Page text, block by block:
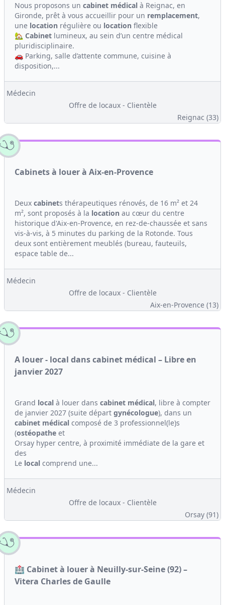
Nous proposons un cabinet médical à Reignac, en
Gironde, prêt à vous accueillir pour un remplacement,
une location régulière ou location flexible
🏡 Cabinet lumineux, au sein d’un centre médical
pluridisciplinaire.
🚗 Parking, salle d’attente commune, cuisine à
disposition,...
Médecin
Offre de locaux - Clientèle
Reignac (33)
Cabinets à louer à Aix-en-Provence
Deux cabinets thérapeutiques rénovés, de 16 m² et 24
m², sont proposés à la location au cœur du centre
historique d'Aix-en-Provence, en rez-de-chaussée et sans
vis-à-vis, à 5 minutes du parking de la Rotonde. Tous
deux sont entièrement meublés (bureau, fauteuils,
espace table de...
Médecin
Offre de locaux - Clientèle
Aix-en-Provence (13)
A louer - local dans cabinet médical – Libre en
janvier 2027
Grand local à louer dans cabinet médical, libre à compter
de janvier 2027 (suite départ gynécologue), dans un
cabinet médical composé de 3 professionnel(le)s
(ostéopathe et
Orsay hyper centre, à proximité immédiate de la gare et
des
Le local comprend une...
Médecin
Offre de locaux - Clientèle
Orsay (91)
🏥 Cabinet à louer à Neuilly-sur-Seine (92) –
Vitera Charles de Gaulle